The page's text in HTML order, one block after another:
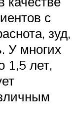
с
зуд,
У многих
1,5 лет,